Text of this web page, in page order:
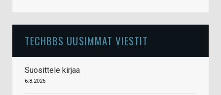
TECHBBS UUSIMMAT VIESTIT
Suosittele kirjaa
6.8.2026